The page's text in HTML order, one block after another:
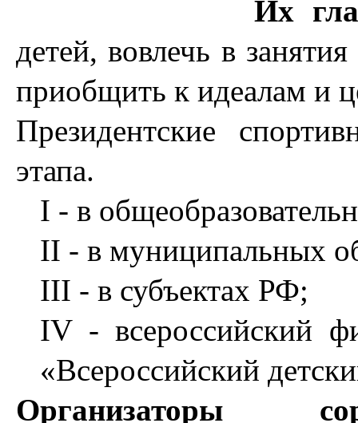
Их
детей, вовлечь в
приобщить к идеалам и
Президентские
этапа.
I - в
II - в муниципальных
III - в субъектах РФ;
IV - всероссийский
«Всероссийский
Организаторы